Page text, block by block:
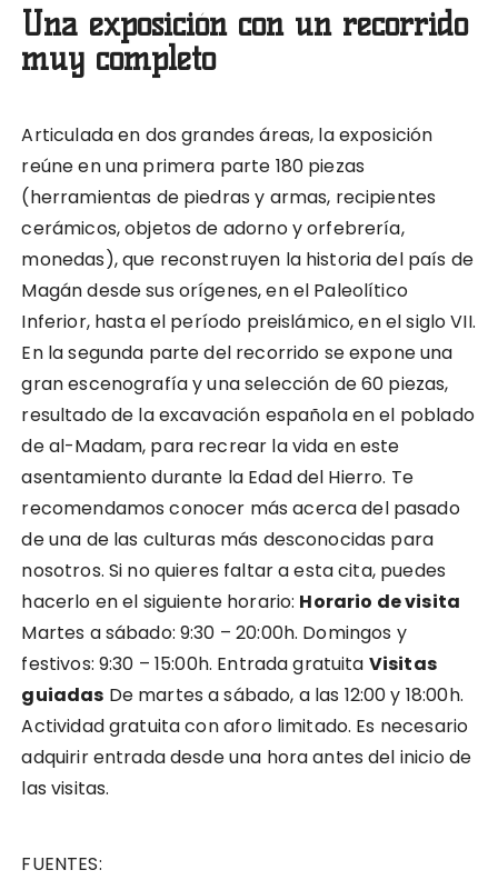
Una exposición con un recorrido
muy completo
Articulada en dos grandes áreas, la exposición
reúne en una primera parte 180 piezas
(herramientas de piedras y armas, recipientes
cerámicos, objetos de adorno y orfebrería,
monedas), que reconstruyen la historia del país de
Magán desde sus orígenes, en el Paleolítico
Inferior, hasta el período preislámico, en el siglo VII.
En la segunda parte del recorrido se expone una
gran escenografía y una selección de 60 piezas,
resultado de la excavación española en el poblado
de al-Madam, para recrear la vida en este
asentamiento durante la Edad del Hierro. Te
recomendamos conocer más acerca del pasado
de una de las culturas más desconocidas para
nosotros. Si no quieres faltar a esta cita, puedes
hacerlo en el siguiente horario: Horario de visita
Martes a sábado: 9:30 – 20:00h. Domingos y
festivos: 9:30 – 15:00h. Entrada gratuita Visitas
guiadas De martes a sábado, a las 12:00 y 18:00h.
Actividad gratuita con aforo limitado. Es necesario
adquirir entrada desde una hora antes del inicio de
las visitas.
FUENTES: